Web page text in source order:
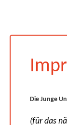
Die Junge
(für das